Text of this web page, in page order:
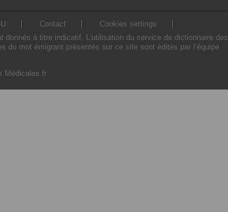
Contact
Cookies settings
à titre indicatif. L'utilisation du service de dictionnaire des
du mot émigrant présentés sur ce site sont édités par l’équipe
Médicales.fr